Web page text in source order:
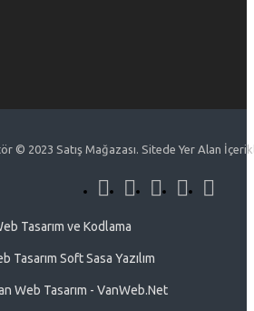
© 2023 Satış Mağazası. Sitede Yer Alan
Tasarım ve Kodlama
Tasarım Soft Sasa Yazılım
Web Tasarım - VanWeb.Net